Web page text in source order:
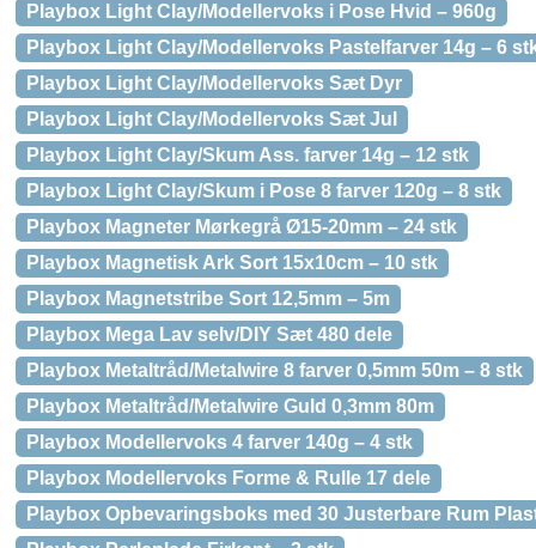
Playbox Light Clay/Modellervoks i Pose Hvid – 960g
Playbox Light Clay/Modellervoks Pastelfarver 14g – 6
Playbox Light Clay/Modellervoks Sæt Dyr
Playbox Light Clay/Modellervoks Sæt Jul
Playbox Light Clay/Skum Ass. farver 14g – 12 stk
Playbox Light Clay/Skum i Pose 8 farver 120g – 8 stk
Playbox Magneter Mørkegrå Ø15-20mm – 24 stk
Playbox Magnetisk Ark Sort 15x10cm – 10 stk
Playbox Magnetstribe Sort 12,5mm – 5m
Playbox Mega Lav selv/DIY Sæt 480 dele
Playbox Metaltråd/Metalwire 8 farver 0,5mm 50m – 8 stk
Playbox Metaltråd/Metalwire Guld 0,3mm 80m
Playbox Modellervoks 4 farver 140g – 4 stk
Playbox Modellervoks Forme & Rulle 17 dele
Playbox Opbevaringsboks med 30 Justerbare Rum